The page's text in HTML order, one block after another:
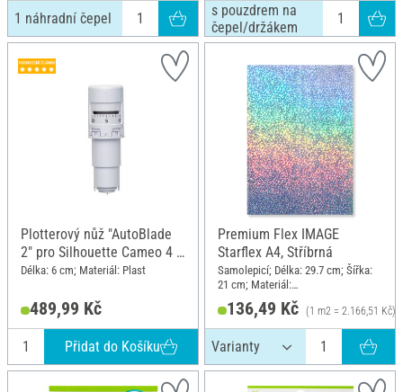
1 náhradní čepel
s pouzdrem na
čepel/držákem
Plotterový nůž "AutoBlade
2" pro Silhouette Cameo 4 a
5
Délka: 6 cm; Materiál: Plast
489,99 Kč
Přidat do Košíku
Premium Flex IMAGE
Starflex A4, Stříbrná
Samolepicí; Délka: 29.7 cm; Šířka:
21 cm; Materiál:
Polyethylentereftalát (PET)
136,49 Kč (1 m2 = 2.166,51 Kč)